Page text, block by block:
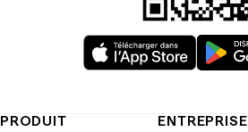
PRODUIT
ENTREPRISE